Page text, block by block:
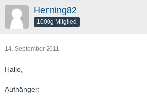
Henning82
1000g Mitglied
14. September 2011
Hallo,
Aufhänger: